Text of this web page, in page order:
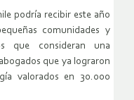
podría recibir este año
comunidades y
que consideran una
que ya lograron
valorados en 30.000